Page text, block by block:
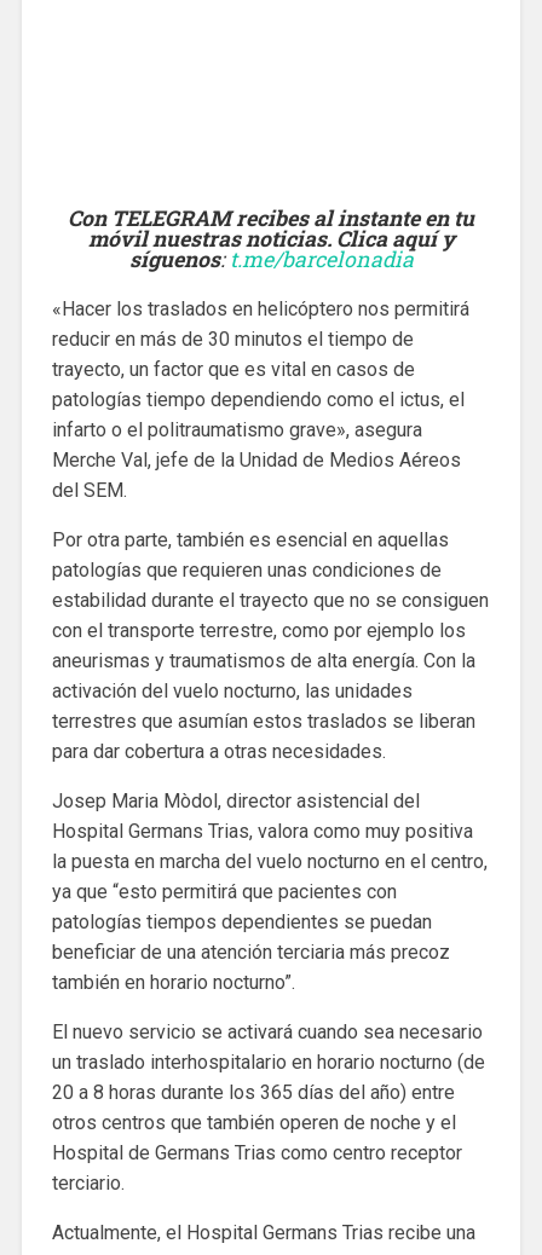
Con TELEGRAM recibes al instante en tu
móvil nuestras noticias. Clica aquí y
síguenos: t.me/barcelonadia
«Hacer los traslados en helicóptero nos permitirá
reducir en más de 30 minutos el tiempo de
trayecto, un factor que es vital en casos de
patologías tiempo dependiendo como el ictus, el
infarto o el politraumatismo grave», asegura
Merche Val, jefe de la Unidad de Medios Aéreos
del SEM.
Por otra parte, también es esencial en aquellas
patologías que requieren unas condiciones de
estabilidad durante el trayecto que no se consiguen
con el transporte terrestre, como por ejemplo los
aneurismas y traumatismos de alta energía. Con la
activación del vuelo nocturno, las unidades
terrestres que asumían estos traslados se liberan
para dar cobertura a otras necesidades.
Josep Maria Mòdol, director asistencial del
Hospital Germans Trias, valora como muy positiva
la puesta en marcha del vuelo nocturno en el centro,
ya que “esto permitirá que pacientes con
patologías tiempos dependientes se puedan
beneficiar de una atención terciaria más precoz
también en horario nocturno”.
El nuevo servicio se activará cuando sea necesario
un traslado interhospitalario en horario nocturno (de
20 a 8 horas durante los 365 días del año) entre
otros centros que también operen de noche y el
Hospital de Germans Trias como centro receptor
terciario.
Actualmente, el Hospital Germans Trias recibe una